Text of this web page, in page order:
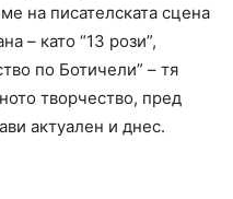
на писателската сцена
– като “13 рози”,
по Ботичели” – тя
творчество, пред
актуален и днес.